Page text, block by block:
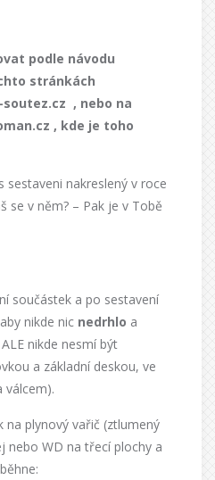
podle návodu
stránkách
, nebo na
, kde je toho
sestaveni nakreslený v roce
se v něm? – Pak je v Tobě
součástek a po sestavení
nikde nic nedrhlo a
nikde nesmí být
a základní deskou, ve
válcem).
plynový vařič (ztlumený
nebo WD na třecí plochy a